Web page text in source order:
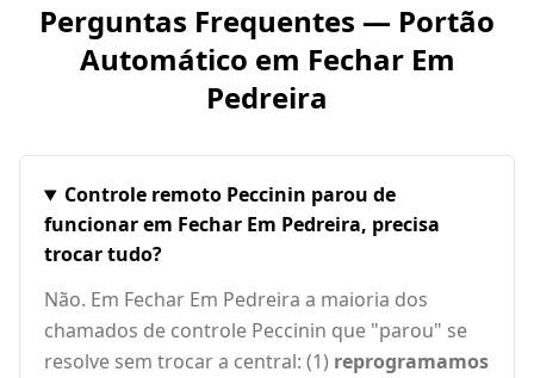
Perguntas Frequentes — Portão
Automático em Fechar Em
Pedreira
Controle remoto Peccinin parou de
funcionar em Fechar Em Pedreira, precisa
trocar tudo?
Não. Em Fechar Em Pedreira a maioria dos
chamados de controle Peccinin que "parou" se
resolve sem trocar a central: (1) reprogramamos